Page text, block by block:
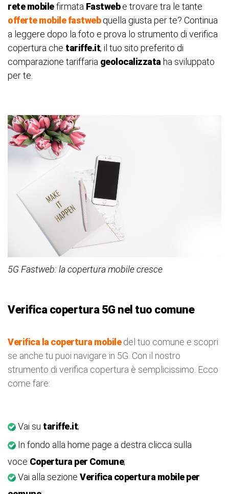
rete mobilefirmata Fastwebe trovare tra le tante
offerte mobile fastwebquella giusta per te? Continua
a leggere dopo la foto e prova lo strumento di verifica
copertura che tariffe.it, il tuo sito preferito di
comparazione tariffaria geolocalizzata ha sviluppato
per te.
5G Fastweb: la copertura mobile cresce
Verifica copertura 5G nel tuo comune
Verifica la copertura mobiledel tuo comune e scopri
se anche tu puoi navigare in 5G. Con il nostro
strumento di verifica copertura è semplicissimo. Ecco
come fare:
Vai su tariffe.it;
In fondo alla home page a destra clicca sulla
voce Copertura per Comune;
Vai alla sezione Verifica copertura mobile per